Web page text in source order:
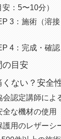
安：5〜10分）
3：施術（溶
4：完成・確認
の目安
ない？安全
会認定講師によ
全な機材の使用
護用のレザーシ